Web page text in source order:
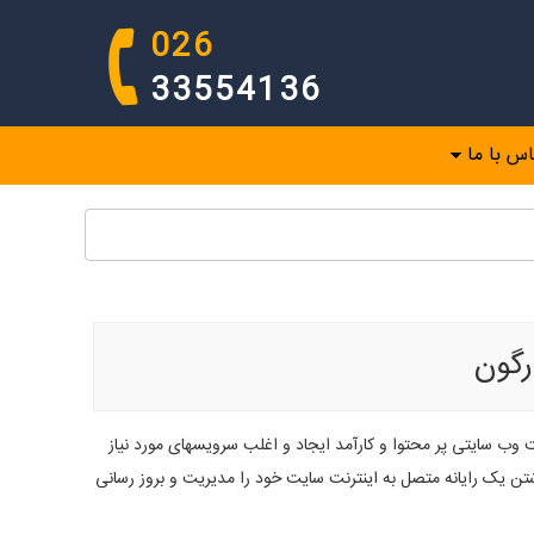
026
33554136
با ما
سایتی پر محتوا و کارآمد ایجاد و اغلب سرویسهای مورد نیاز
یک رایانه متصل به اینترنت سایت خود را مدیریت و بروز رسانی